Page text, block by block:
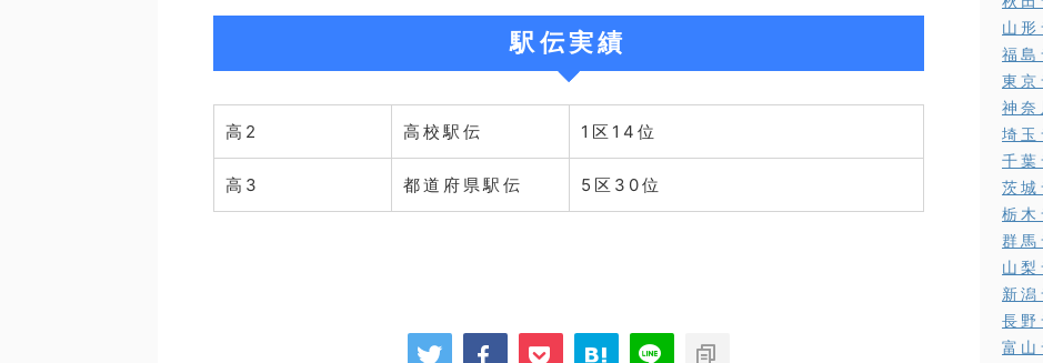
駅伝実績
高2 高校駅伝 1区14位
高3 都道府県駅伝 5区30位
山形
福島
東京
神奈
埼玉
千葉
茨城
栃木
群馬
山梨
新潟
長野
富山